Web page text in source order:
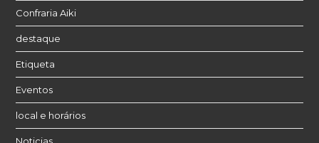
Confraria Aiki
destaque
Etiqueta
Eventos
local e horários